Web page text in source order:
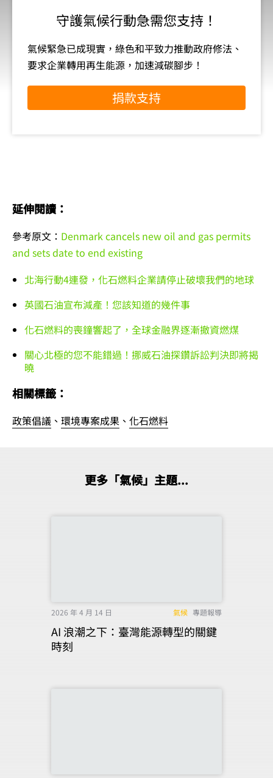
守護氣候行動急需您支持！
氣候緊急已成現實，綠色和平致力推動政府修法、
要求企業轉用再生能源，加速減碳腳步！
捐款支持
延伸閱讀：
參考原文： Denmark cancels new oil and gas permits
and sets date to end existing
北海行動4連發，化石燃料企業請停止破壞我們的地球
英國石油宣布減產！您該知道的幾件事
化石燃料的喪鐘響起了，全球金融界逐漸撤資燃煤
關心北極的您不能錯過！挪威石油探鑽訴訟判決即將揭
曉
相關標籤：
政策倡議 、 環境專案成果 、 化石燃料
更多「氣候」主題...
2026 年 4 月 14 日 氣候 專題報導
AI 浪潮之下：臺灣能源轉型的關鍵
時刻